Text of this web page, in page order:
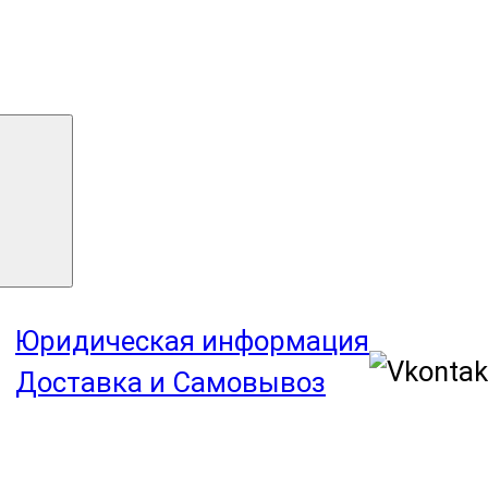
Юридическая информация
Доставка и Самовывоз